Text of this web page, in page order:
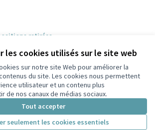
les cookies utilisés sur le site web
sur notre site Web pour améliorer la
du site. Les cookies nous permettent
utilisateur et un contenu plus
de nos canaux de médias sociaux.
Tout accepter
seulement les cookies essentiels
retirées
sur Xsur Facebook
sur Instagram
Villeurbanne sur YouTube
externe)